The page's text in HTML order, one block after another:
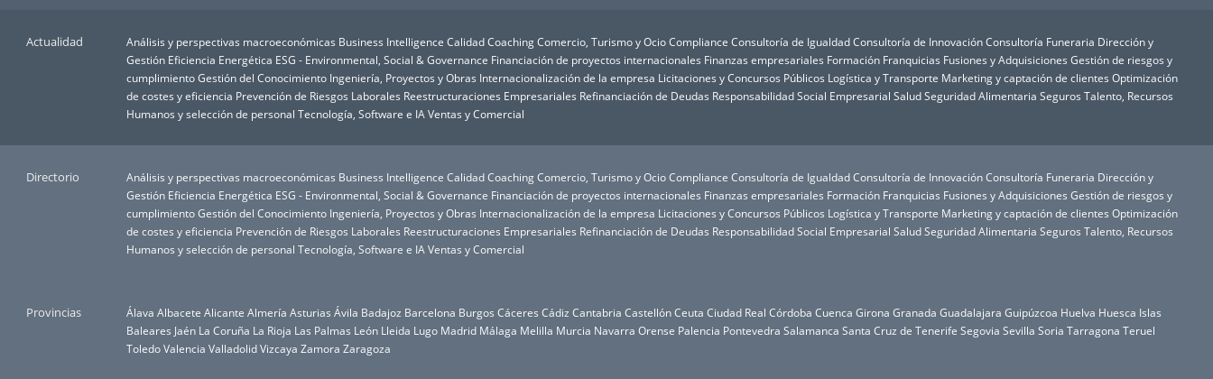
Actualidad Análisis y perspectivas macroeconómicas Business Intelligence Calidad Coaching Comercio, Turismo y Ocio Compliance Consultoría de Igualdad Consultoría de Innovación Consultoría Funeraria Dirección y
Gestión Eficiencia Energética ESG - Environmental, Social & Governance Financiación de proyectos internacionales Finanzas empresariales Formación Franquicias Fusiones y Adquisiciones Gestión de riesgos y
cumplimiento Gestión del Conocimiento Ingeniería, Proyectos y Obras Internacionalización de la empresa Licitaciones y Concursos Públicos Logística y Transporte Marketing y captación de clientes Optimización
de costes y eficiencia Prevención de Riesgos Laborales Reestructuraciones Empresariales Refinanciación de Deudas Responsabilidad Social Empresarial Salud Seguridad Alimentaria Seguros Talento, Recursos
Humanos y selección de personal Tecnología, Software e IA Ventas y Comercial
Directorio Análisis y perspectivas macroeconómicas Business Intelligence Calidad Coaching Comercio, Turismo y Ocio Compliance Consultoría de Igualdad Consultoría de Innovación Consultoría Funeraria Dirección y
Gestión Eficiencia Energética ESG - Environmental, Social & Governance Financiación de proyectos internacionales Finanzas empresariales Formación Franquicias Fusiones y Adquisiciones Gestión de riesgos y
cumplimiento Gestión del Conocimiento Ingeniería, Proyectos y Obras Internacionalización de la empresa Licitaciones y Concursos Públicos Logística y Transporte Marketing y captación de clientes Optimización
de costes y eficiencia Prevención de Riesgos Laborales Reestructuraciones Empresariales Refinanciación de Deudas Responsabilidad Social Empresarial Salud Seguridad Alimentaria Seguros Talento, Recursos
Humanos y selección de personal Tecnología, Software e IA Ventas y Comercial
Provincias Álava Albacete Alicante Almería Asturias Ávila Badajoz Barcelona Burgos Cáceres Cádiz Cantabria Castellón Ceuta Ciudad Real Córdoba Cuenca Girona Granada Guadalajara Guipúzcoa Huelva Huesca Islas
Baleares Jaén La Coruña La Rioja Las Palmas León Lleida Lugo Madrid Málaga Melilla Murcia Navarra Orense Palencia Pontevedra Salamanca Santa Cruz de Tenerife Segovia Sevilla Soria Tarragona Teruel
Toledo Valencia Valladolid Vizcaya Zamora Zaragoza